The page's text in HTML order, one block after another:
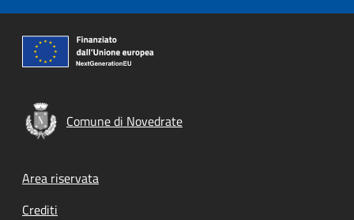
Comune di Novedrate
Footer menu
Area riservata
Crediti